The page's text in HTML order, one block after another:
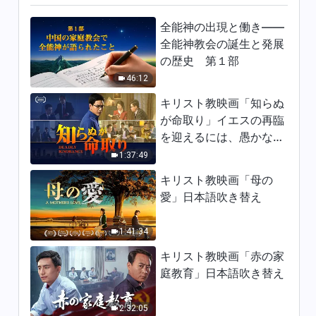
6:21
は神」歌詞付き
5:22
キリスト教の歌「誰も神の到来
に気づいていない」歌詞付き
6:09
キリスト教賛美歌「受肉の神だ
けが人を完全に救うことができ
る」歌詞付き
5:24
キリスト教賛美歌「終わりの日
に神は異邦人の間でより偉大で
新しい働きをなした」歌詞付き
4:22
キリスト教の歌「神の御心を行
うために生きることは最も意義
あること」歌詞付き
46:12
全能神の出現と働き——
全能神教会の誕生と発展
の歴史 第１部
1:37:49
キリスト教映画「知らぬ
が命取り」イエスの再臨
を迎えるには、愚かな乙
1:41:34
キリスト教映画「母の
愛」日本語吹き替え
2:32:05
キリスト教映画「赤の家
庭教育」日本語吹き替え